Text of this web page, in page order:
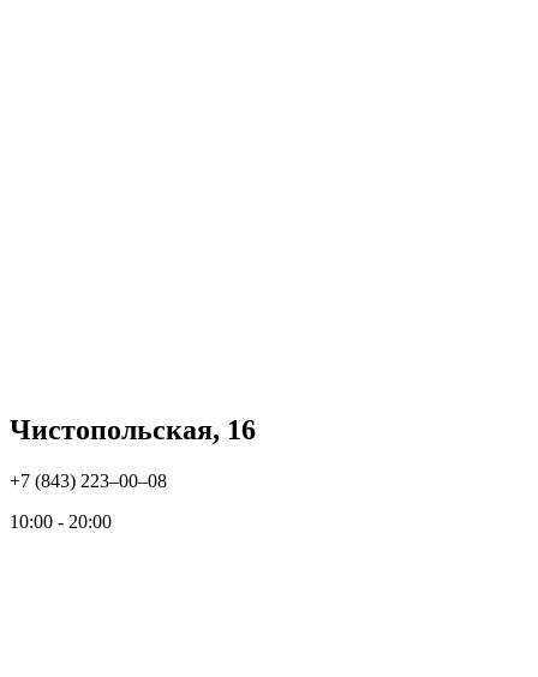
Чистопольская, 16
+7 (843) 223‒00‒08
10:00 - 20:00